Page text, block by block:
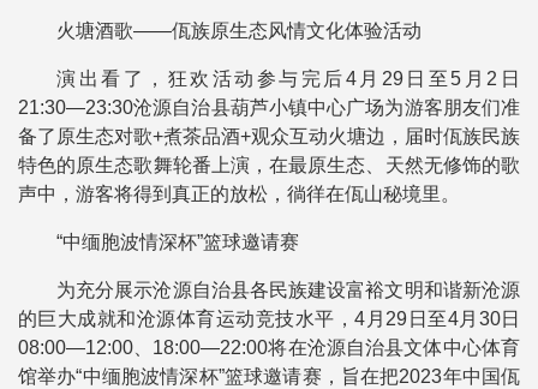
火塘酒歌——佤族原生态风情文化体验活动
演出看了，狂欢活动参与完后4月29日至5月2日
21:30―23:30沧源自治县葫芦小镇中心广场为游客朋友们准
备了原生态对歌+煮茶品酒+观众互动火塘边，届时佤族民族
特色的原生态歌舞轮番上演，在最原生态、天然无修饰的歌
声中，游客将得到真正的放松，徜徉在佤山秘境里。
“中缅胞波情深杯”篮球邀请赛
为充分展示沧源自治县各民族建设富裕文明和谐新沧源
的巨大成就和沧源体育运动竞技水平，4月29日至4月30日
08:00—12:00、18:00—22:00将在沧源自治县文体中心体育
馆举办“中缅胞波情深杯”篮球邀请赛，旨在把2023年中国佤